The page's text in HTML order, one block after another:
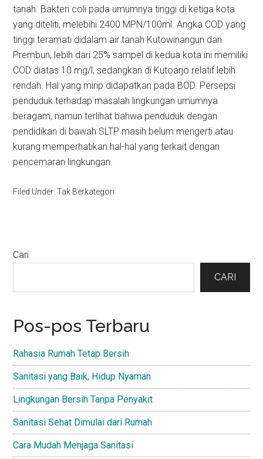
tanah. Bakteri coli pada umumnya tinggi di ketiga kota
yang diteliti, melebihi 2400 MPN/100ml. Angka COD yang
tinggi teramati didalam air tanah Kutowinangun dan
Prembun, lebih dari 25% sampel di kedua kota ini memiliki
COD diatas 10 mg/l, sedangkan di Kutoarjo relatif lebih
rendah. Hal yang mirip didapatkan pada BOD. Persepsi
penduduk terhadap masalah lingkungan umumnya
beragam, namun terlihat bahwa penduduk dengan
pendidikan di bawah SLTP masih belum mengerti atau
kurang memperhatikan hal-hal yang terkait dengan
pencemaran lingkungan.
Filed Under: Tak Berkategori
Primary
Cari
CARI
Pos-pos Terbaru
Rahasia Rumah Tetap Bersih
Sanitasi yang Baik, Hidup Nyaman
Lingkungan Bersih Tanpa Penyakit
Sanitasi Sehat Dimulai dari Rumah
Cara Mudah Menjaga Sanitasi